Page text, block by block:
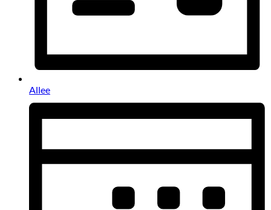
Allee